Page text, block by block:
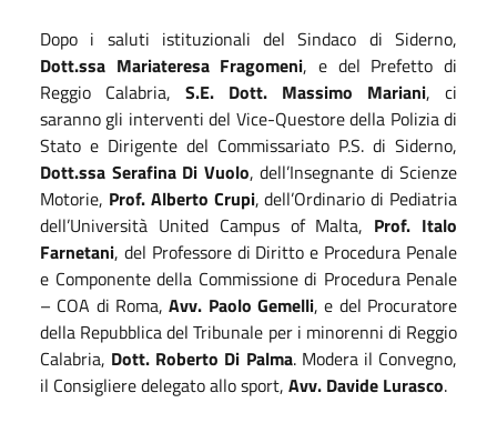
Dopo i saluti istituzionali del Sindaco di Siderno,
Dott.ssa Mariateresa Fragomeni, e del Prefetto di
Reggio Calabria, S.E. Dott. Massimo Mariani, ci
saranno gli interventi del Vice-Questore della Polizia di
Stato e Dirigente del Commissariato P.S. di Siderno,
Dott.ssa Serafina Di Vuolo, dell’Insegnante di Scienze
Motorie, Prof. Alberto Crupi, dell’Ordinario di Pediatria
dell’Università United Campus of Malta, Prof. Italo
Farnetani, del Professore di Diritto e Procedura Penale
e Componente della Commissione di Procedura Penale
– COA di Roma,Avv. Paolo Gemelli, e del Procuratore
della Repubblica del Tribunale per i minorenni di Reggio
Calabria, Dott. Roberto Di Palma. Modera il Convegno,
il Consigliere delegato allo sport, Avv. Davide Lurasco.